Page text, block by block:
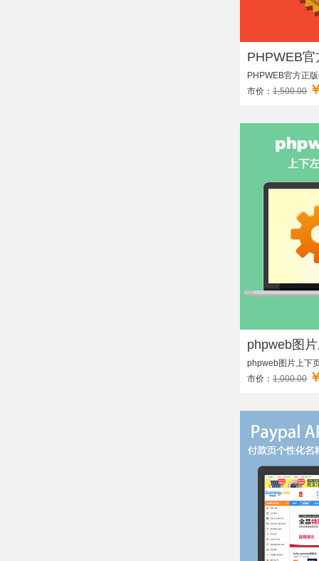
PHPWEB
PHPWEB官方正
市价： 1,500.00
phpweb图
phpweb图片上下
市价： 1,000.00